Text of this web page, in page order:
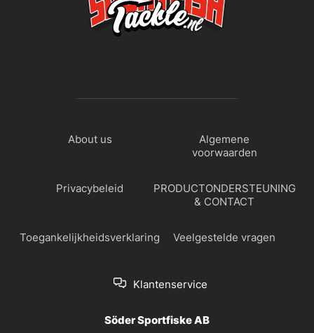
About us
Algemene
voorwaarden
Privacybeleid
PRODUCTONDERSTEUNING
& CONTACT
Toegankelijkheidsverklaring Veelgestelde vragen
Klantenservice
Söder Sportfiske AB